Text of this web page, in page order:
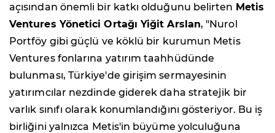
açısından önemli bir katkı olduğunu belirten Metis
Ventures Yönetici Ortağı Yiğit Arslan, "Nurol
Portföy gibi güçlü ve köklü bir kurumun Metis
Ventures fonlarına yatırım taahhüdünde
bulunması, Türkiye'de girişim sermayesinin
yatırımcılar nezdinde giderek daha stratejik bir
varlık sınıfı olarak konumlandığını gösteriyor. Bu iş
birliğini yalnızca Metis'in büyüme yolculuğuna